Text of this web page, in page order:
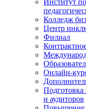
Институт
Колледж
Центр
Филиал
Онлайн-
Подготовка
и аудиторов